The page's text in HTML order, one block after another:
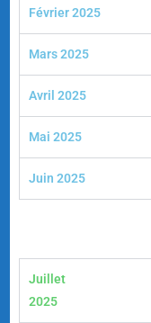
Février 2025
Mars 2025
Avril 2025
Mai 2025
Juin 2025
Juillet
2025